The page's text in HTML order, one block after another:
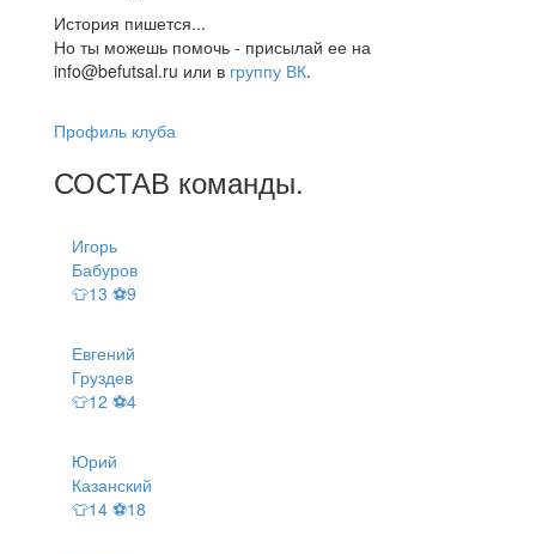
История пишется...
Но ты можешь помочь - присылай ее на
info@befutsal.ru или в группу ВК.
Профиль клуба
СОСТАВ команды.
Игорь
Бабуров
👕13 ⚽9
Евгений
Груздев
👕12 ⚽4
Юрий
Казанский
👕14 ⚽18